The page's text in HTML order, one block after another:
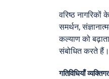
वरिष्ठ
समर्थन,
कल्याण को
संबोधित करते हैं।
गतिविधियाँ